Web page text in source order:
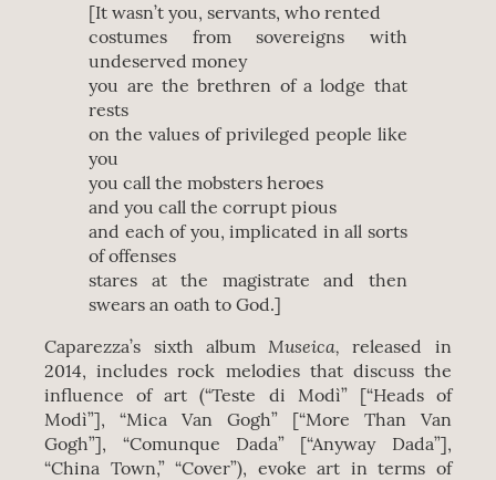
[It wasn’t you, servants, who rented
costumes from sovereigns with
undeserved money
you are the brethren of a lodge that
rests
on the values of privileged people like
you
you call the mobsters heroes
and you call the corrupt pious
and each of you, implicated in all sorts
of offenses
stares at the magistrate and then
swears an oath to God.]
Caparezza’s sixth albumMuseica,released in
2014, includes rock melodies that discuss the
influence of art (“Teste di Modì” [“Heads of
Modì”], “Mica Van Gogh” [“More Than Van
Gogh”], “Comunque Dada” [“Anyway Dada”],
“China Town,” “Cover”), evoke art in terms of